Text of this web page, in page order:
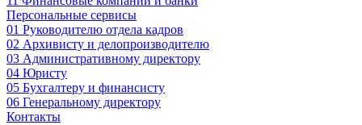
Персональные сервисы
01 Руководителю отдела кадров
02 Архивисту и делопроизводителю
03 Административному директору
04 Юристу
05 Бухгалтеру и финансисту
06 Генеральному директору
Контакты